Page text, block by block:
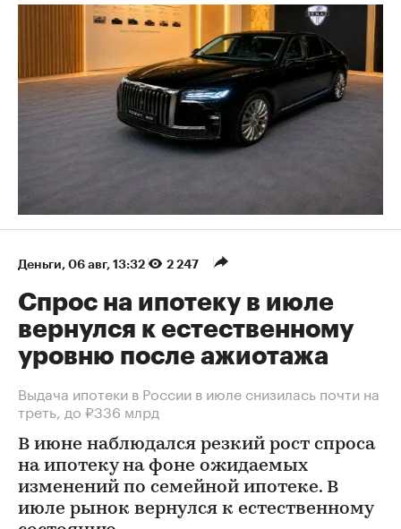
Деньги 06 авг, 13:32 2 247
Спрос на ипотеку в июле
вернулся к естественному
уровню после ажиотажа
Выдача ипотеки в России в июле снизилась почти на
треть, до ₽336 млрд
В июне наблюдался резкий рост спроса
на ипотеку на фоне ожидаемых
изменений по семейной ипотеке. В
июле рынок вернулся к естественному